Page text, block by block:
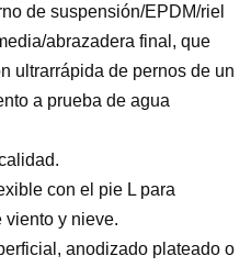
de suspensión/EPDM/riel
abrazadera final, que
ultrarrápida de pernos de un
a prueba de agua
con el pie L para
viento y nieve.
anodizado plateado o